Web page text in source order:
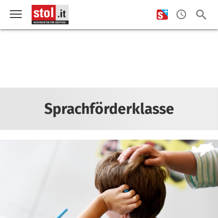
Sprachförderklasse